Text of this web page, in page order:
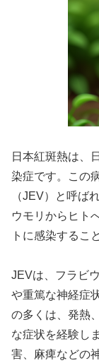
日本紅斑熱は、
染症です。この
（JEV）と呼ば
ウモリからヒト
トに感染するこ
JEVは、フラビ
や重篤な神経症
の多くは、発熱
な症状を経験し
害、麻痺などの